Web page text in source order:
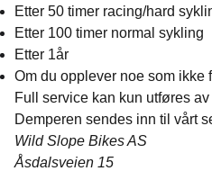
Etter 50 timer racing/hard
Etter 100 timer normal sykling
Etter 1år
Om du opplever noe som ikke
Full service kan kun utføres
Demperen sendes inn til vårt
Wild Slope Bikes AS
Åsdalsveien 15